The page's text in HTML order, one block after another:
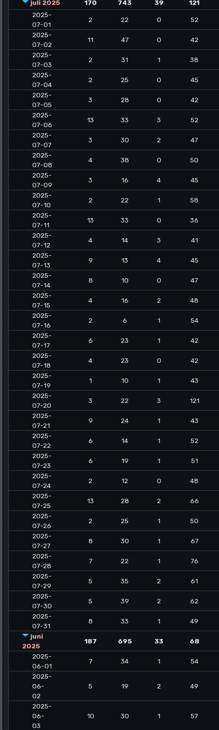
juli 2025 170 743 39
121
2025-
07-01
2 22 0
52
2025-
07-02
11 47 0
42
2025-
07-03
2 31 1
38
2025-
07-04
2 25 0
45
2025-
07-05
3 28 0
42
2025-
07-06
13 33 3
52
2025-
07-07
3 30 2
47
2025-
07-08
4 38 0
50
2025-
07-09
3 16 4
45
2025-
07-10
2 22 1
58
2025-
07-11
13 33 0
36
2025-
07-12
4 14 3
41
2025-
07-13
9 13 4
45
2025-
07-14
8 10 0
47
2025-
07-15
4 16 2
48
2025-
07-16
2 6 1
54
2025-
07-17
6 23 1
42
2025-
07-18
4 23 0
42
2025-
07-19
1 10 1
43
2025-
07-20
3 22 3
121
2025-
07-21
9 24 1
43
2025-
07-22
6 14 1
52
2025-
07-23
6 19 1
51
2025-
07-24
2 12 0
48
2025-
07-25
13 28 2
66
2025-
07-26
2 25 1
50
2025-
07-27
8 30 1
67
2025-
07-28
7 22 1
76
2025-
07-29
5 35 2
61
2025-
07-30
5 39 2
62
2025-
07-31
8 33 1
49
juni
2025
187 695 33
68
2025-
06-01
7 34 1
54
2025-
06-
02
5 19 2 49
2025-
06-
03
10 30 1 57